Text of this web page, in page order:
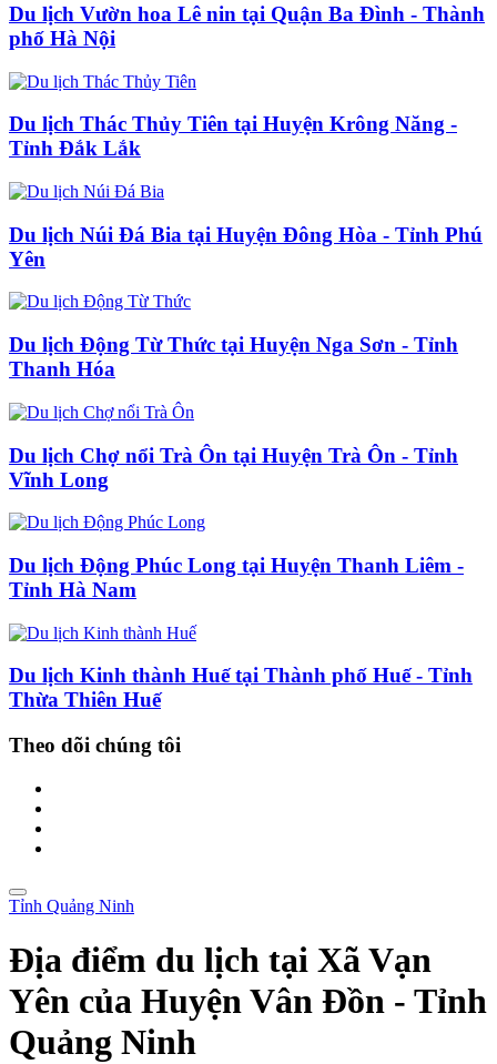
Du lịch Vườn hoa Lê nin tại Quận Ba Đình - Thành
phố Hà Nội
Du lịch Thác Thủy Tiên tại Huyện Krông Năng -
Tỉnh Đắk Lắk
Du lịch Núi Đá Bia tại Huyện Đông Hòa - Tỉnh Phú
Yên
Du lịch Động Từ Thức tại Huyện Nga Sơn - Tỉnh
Thanh Hóa
Du lịch Chợ nổi Trà Ôn tại Huyện Trà Ôn - Tỉnh
Vĩnh Long
Du lịch Động Phúc Long tại Huyện Thanh Liêm -
Tỉnh Hà Nam
Du lịch Kinh thành Huế tại Thành phố Huế - Tỉnh
Thừa Thiên Huế
Theo dõi chúng tôi
Tỉnh Quảng Ninh
Địa điểm du lịch tại Xã Vạn
Yên của Huyện Vân Đồn - Tỉnh
Quảng Ninh